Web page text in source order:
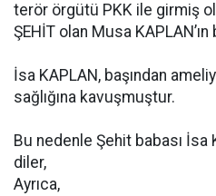
terör örgütü PKK ile girmiş
ŞEHİT olan Musa KAPLAN’ın
İsa KAPLAN, başından
sağlığına kavuşmuştur.
Bu nedenle Şehit babası İsa
diler,
Ayrıca,